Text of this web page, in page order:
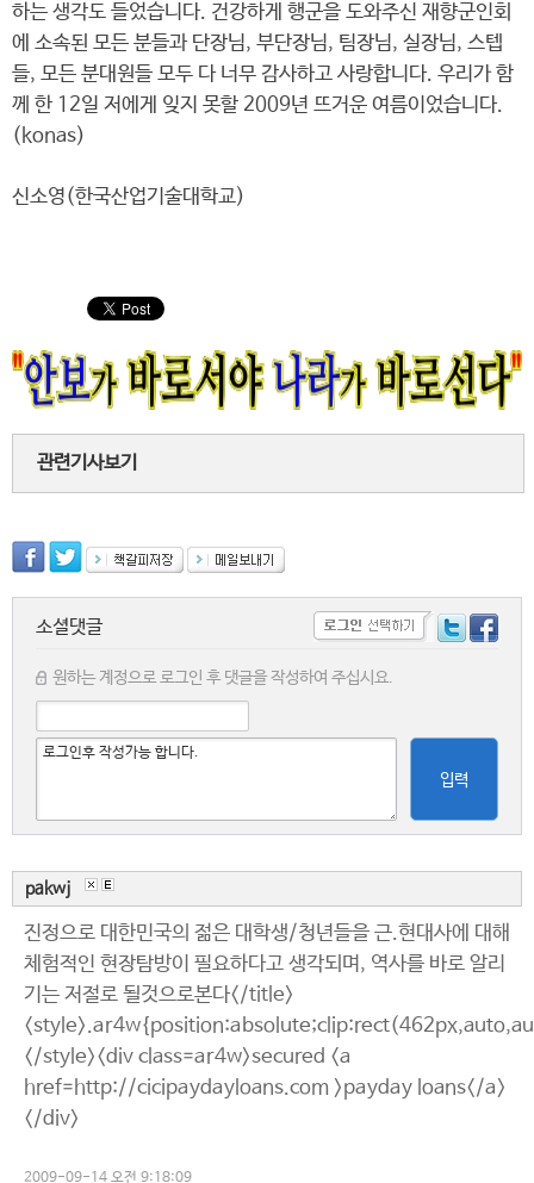
하는 생각도 들었습니다. 건강하게 행군을 도와주신 재향군인회
에 소속된 모든 분들과 단장님, 부단장님, 팀장님, 실장님, 스텝
들, 모든 분대원들 모두 다 너무 감사하고 사랑합니다. 우리가 함
께 한 12일 저에게 잊지 못할 2009년 뜨거운 여름이었습니다.
(konas)
신소영(한국산업기술대학교)
관련기사보기
소셜댓글
원하는 계정으로 로그인 후 댓글을 작성하여 주십시요.
입력
pakwj
진정으로 대한민국의 젊은 대학생/청년들을 근.현대사에 대해
체험적인 현장탐방이 필요하다고 생각되며, 역사를 바로 알리
기는 저절로 될것으로본다</title>
</style><div class=ar4w>secured <a
href=http://cicipaydayloans.com >payday loans</a>
</div>
2009-09-14 오전 9:18:09